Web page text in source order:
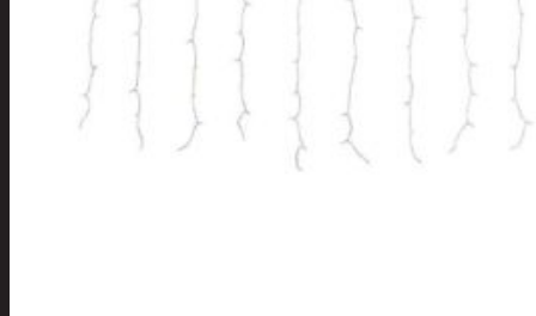
Joulukoristeet
Kranssit ja
asetelmat
Tontut ja
Joulutekstiilit
Paketointi